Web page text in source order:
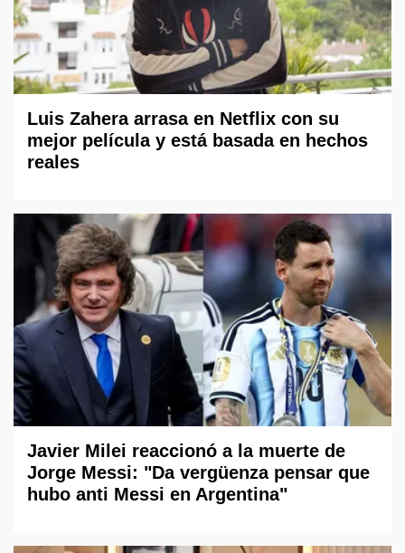
Luis Zahera arrasa en Netflix con su
mejor película y está basada en hechos
reales
Javier Milei reaccionó a la muerte de
Jorge Messi: "Da vergüenza pensar que
hubo anti Messi en Argentina"